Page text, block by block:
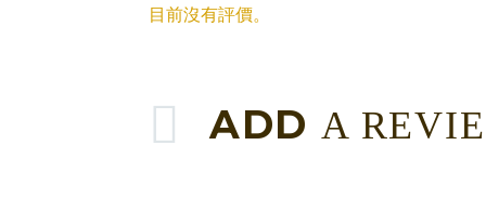
目前沒有評價。
ADDA